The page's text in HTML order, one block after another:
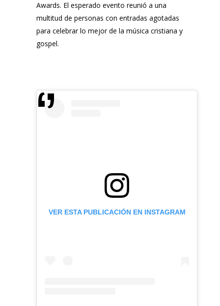
Awards. El esperado evento reunió a una
multitud de personas con entradas agotadas
para celebrar lo mejor de la música cristiana y
gospel.
VER ESTA PUBLICACIÓN EN INSTAGRAM